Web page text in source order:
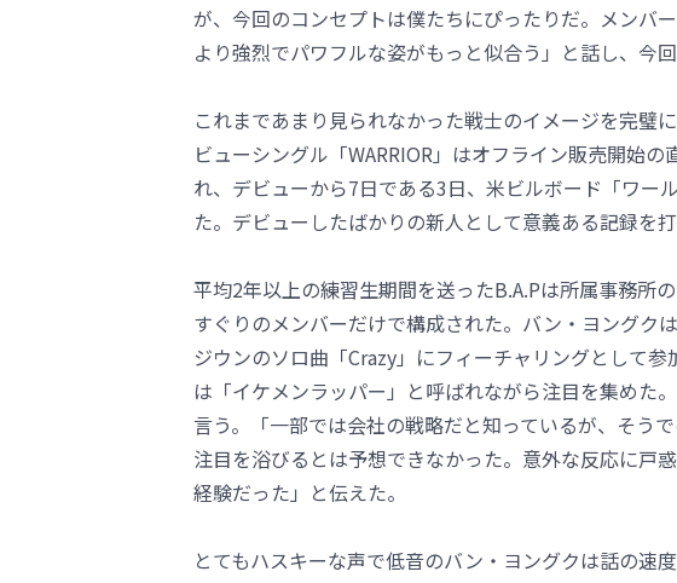
が、今回のコンセプトは僕たちにぴったりだ。メンバ
より強烈でパワフルな姿がもっと似合う」と話し、今
これまであまり見られなかった戦士のイメージを完璧
ビューシングル「WARRIOR」はオフライン販売開始
れ、デビューから7日である3日、米ビルボード「ワー
た。デビューしたばかりの新人として意義ある記録を打
平均2年以上の練習生期間を送ったB.A.Pは所属事務所
すぐりのメンバーだけで構成された。バン・ヨングク
ジウンのソロ曲「Crazy」にフィーチャリングとして
は「イケメンラッパー」と呼ばれながら注目を集めた
言う。「一部では会社の戦略だと知っているが、そう
注目を浴びるとは予想できなかった。意外な反応に戸
経験だった」と伝えた。
とてもハスキーな声で低音のバン・ヨングクは話の速